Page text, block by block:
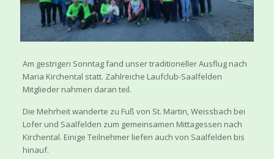
Am gestrigen Sonntag fand unser traditioneller Ausflug nach
Maria Kirchental statt. Zahlreiche Laufclub-Saalfelden
Mitglieder nahmen daran teil.
Die Mehrheit wanderte zu Fuß von St. Martin, Weissbach bei
Lofer und Saalfelden zum gemeinsamen Mittagessen nach
Kirchental. Einige Teilnehmer liefen auch von Saalfelden bis
hinauf.